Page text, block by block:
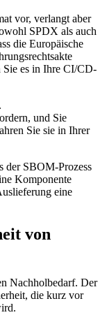
vor, verlangt aber
SPDX als auch
die Europäische
Sie es in Ihre CI/CD-
und Sie
Sie sie in Ihrer
der SBOM-Prozess
Komponente
eine
von
Nachholbedarf. Der
die kurz vor